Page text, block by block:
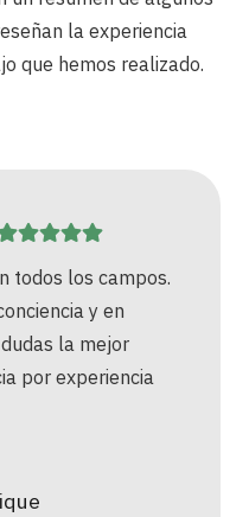
la experiencia
que hemos realizado.
todos los campos.
y en
la mejor
por experiencia